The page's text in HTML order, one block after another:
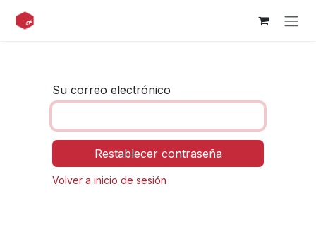
Ir al contenido
Su correo electrónico
Restablecer contraseña
Volver a inicio de sesión